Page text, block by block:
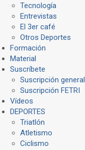
Tecnología
Entrevistas
El 3er café
Otros Deportes
Formación
Material
Suscríbete
Suscripción general
Suscripción FETRI
Vídeos
DEPORTES
Triatlón
Atletismo
Ciclismo